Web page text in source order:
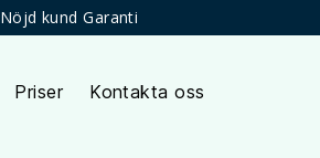
Nöjd kund Garanti
Priser Kontakta oss